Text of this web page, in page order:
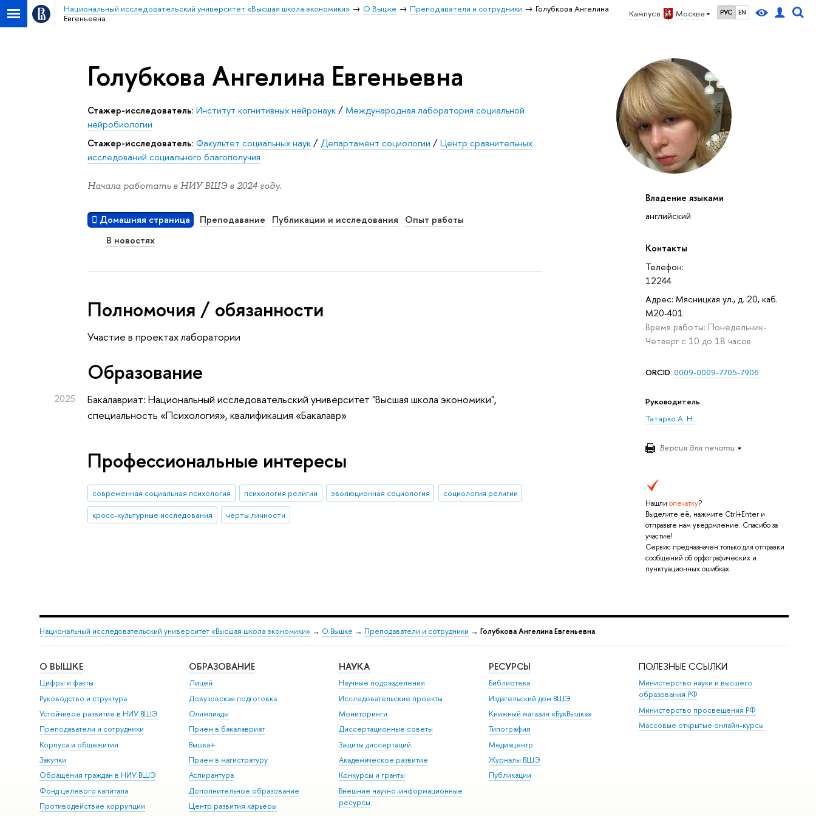
Кампус в Москве РУС EN
Национальный исследовательский университет «Высшая школа экономики» О Вышке Преподаватели и сотрудники
Голубкова Ангелина
Евгеньевна
Владение языками
английский
Контакты
Телефон:
12244
Адрес: Мясницкая ул., д. 20, каб.
М20-401
Время работы: Понедельник-
Четверг с 10 до 18 часов
ORCID: 0009-0009-7705-7906
Руководитель
Татарко А. Н.
Версия для печати
Нашли опечатку?
Выделите её, нажмите Ctrl+Enter и
отправьте нам уведомление. Спасибо за
участие!
Сервис предназначен только для отправки
сообщений об орфографических и
пунктуационных ошибках.
Голубкова Ангелина Евгеньевна
Стажер-исследователь: Институт когнитивных нейронаук/Международная лаборатория социальной
нейробиологии
Стажер-исследователь: Факультет социальных наук/Департамент социологии /Центр сравнительных
исследований социального благополучия
Начала работать в НИУ ВШЭ в 2024 году.
Домашняя страница Преподавание Публикации и исследования
Опыт работы
В новостях
Полномочия / обязанности
Участие в проектах лаборатории
Oбразование
2025
Бакалавриат: Национальный исследовательский университет "Высшая школа экономики",
специальность «Психология», квалификация «Бакалавр»
Профессиональные интересы
современная социальная психология психология религии эволюционная социология
социология религии
кросс-культурные исследования
черты личности
Национальный исследовательский университет «Высшая школа экономики» → О Вышке → Преподаватели и сотрудники → Голубкова Ангелина Евгеньевна
О ВЫШКЕ
Цифры и факты
Руководство и структура
Устойчивое развитие в НИУ ВШЭ
Преподаватели и сотрудники
Корпуса и общежития
Закупки
Обращения граждан в НИУ ВШЭ
Фонд целевого капитала
Противодействие коррупции
ОБРАЗОВАНИЕ
Лицей
Довузовская подготовка
Олимпиады
Прием в бакалавриат
Вышка+
Прием в магистратуру
Аспирантура
Дополнительное образование
Центр развития карьеры
НАУКА
Научные подразделения
Исследовательские проекты
Мониторинги
Диссертационные советы
Защиты диссертаций
Академическое развитие
Конкурсы и гранты
Внешние научно-информационные
ресурсы
РЕСУРСЫ
Библиотека
Издательский дом ВШЭ
Книжный магазин «БукВышка»
Типография
Медиацентр
Журналы ВШЭ
Публикации
ПОЛЕЗНЫЕ ССЫЛКИ
Министерство науки и высшего
образования РФ
Министерство просвещения РФ
Массовые открытые онлайн-курсы